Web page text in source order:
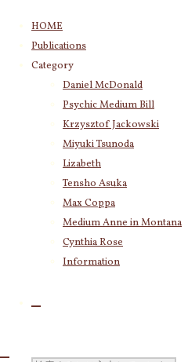
HOME
Publications
Category
Daniel McDonald
Psychic Medium Bill
Krzysztof Jackowski
Miyuki Tsunoda
Lizabeth
Tensho Asuka
Max Coppa
Medium Anne in Montana
Cynthia Rose
Information